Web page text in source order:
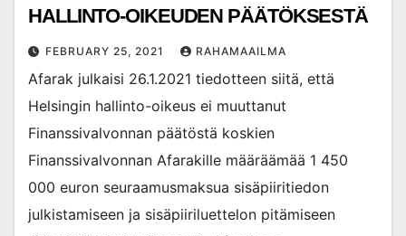
HALLINTO-OIKEUDEN PÄÄTÖKSESTÄ
FEBRUARY 25, 2021 RAHAMAAILMA
Afarak julkaisi 26.1.2021 tiedotteen siitä, että
Helsingin hallinto-oikeus ei muuttanut
Finanssivalvonnan päätöstä koskien
Finanssivalvonnan Afarakille määräämää 1 450
000 euron seuraamusmaksua sisäpiiritiedon
julkistamiseen ja sisäpiiriluettelon pitämiseen